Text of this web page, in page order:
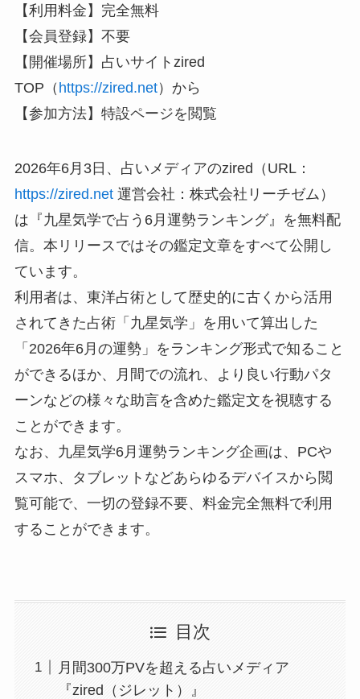
【利用料金】完全無料
【会員登録】不要
【開催場所】占いサイトzired
TOP（ https://zired.net）から
【参加方法】特設ページを閲覧
2026年6月3日、占いメディアのzired（URL：
https://zired.net運営会社：株式会社リーチゼム）
は『九星気学で占う6月運勢ランキング』を無料配
信。本リリースではその鑑定文章をすべて公開し
ています。
利用者は、東洋占術として歴史的に古くから活用
されてきた占術「九星気学」を用いて算出した
「2026年6月の運勢」をランキング形式で知ること
ができるほか、月間での流れ、より良い行動パタ
ーンなどの様々な助言を含めた鑑定文を視聴する
ことができます。
なお、九星気学6月運勢ランキング企画は、PCや
スマホ、タブレットなどあらゆるデバイスから閲
覧可能で、一切の登録不要、料金完全無料で利用
することができます。
目次
月間300万PVを超える占いメディア
『zired（ジレット）』